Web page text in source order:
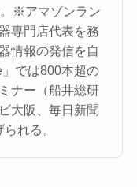
※アマゾンラン
専門店代表を務
情報の発信を自
では800本超の
ナー（船井総研
大阪、毎日新聞
れる。